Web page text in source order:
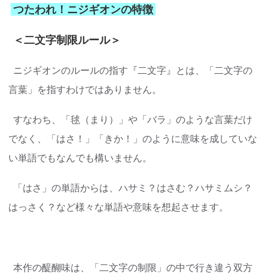
つたわれ！ニジギオンの特徴
＜二文字制限ルール＞
ニジギオンのルールの指す『二文字』とは、「二文字の
言葉」を指すわけではありません。
すなわち、「毬（まり）」や「バラ」のような言葉だけ
でなく、「はさ！」「きか！」のように意味を成していな
い単語でもなんでも構いません。
「はさ」の単語からは、ハサミ？はさむ？ハサミムシ？
はっさく？など様々な単語や意味を想起させます。
本作の醍醐味は、「二文字の制限」の中で行き違う双方